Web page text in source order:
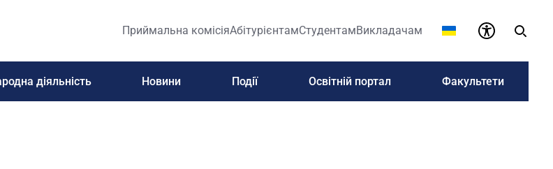
Приймальна комісіяАбітурієнтамСтудентамВикладачам
діяльність Новини Події Освітній портал Факультети